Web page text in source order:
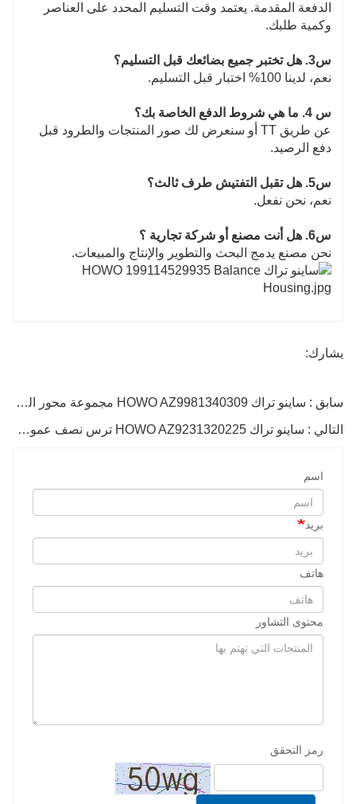
الدفعة المقدمة. يعتمد وقت التسليم المحدد على العناصر
وكمية طلبك.
س3. هل تختبر جميع بضائعك قبل التسليم؟
نعم، لدينا 100% اختبار قبل التسليم.
س 4. ما هي شروط الدفع الخاصة بك؟
عن طريق TT أو سنعرض لك صور المنتجات والطرود قبل
دفع الرصيد.
س5. هل تقبل التفتيش طرف ثالث؟
نعم، نحن نفعل.
س6. هل أنت مصنع أو شركة تجارية ؟
نحن مصنع يدمج البحث والتطوير والإنتاج والمبيعات.
يشارك:
سابق : ساينو تراك HOWO AZ9981340309 مجموعة محور العجلة الخلفية
التالي : ساينو تراك HOWO AZ9231320225 ترس نصف عمود أمامي
اسم
بريد
هاتف
محتوى التشاور
رمز التحقق